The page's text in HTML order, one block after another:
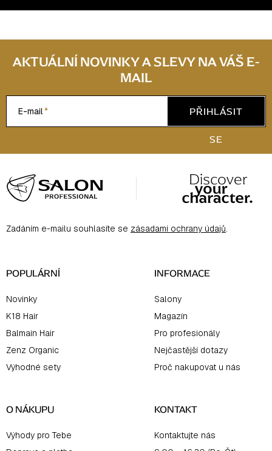
AKTUÁLNÍ NOVINKY A SLEVY NA VÁŠ E-
MAIL
E-mail
PŘIHLÁSIT
SE
Á
P
TZadáním e-mailu souhlasíte se zásadami ochrany údajů.
POPULÁRNÍ
Novinky
K18 Hair
Balmain Hair
Zenz Organic
Výhodné sety
INFORMACE
Salony
Magazín
Pro profesionály
Nejčastější dotazy
Proč nakupovat u nás
O NÁKUPU
Výhody pro Tebe
KONTAKT
Kontaktujte nás